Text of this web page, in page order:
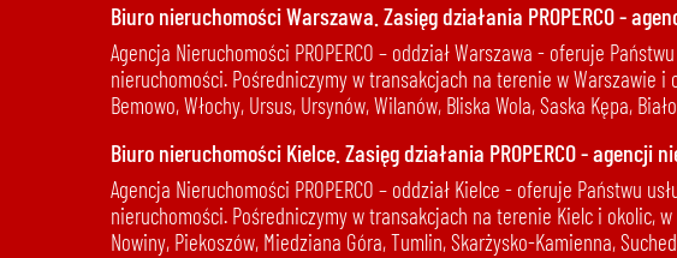
Biuro nieruchomości Warszawa. Zasięg działania PROPERCO -
Agencja Nieruchomości PROPERCO – oddział Warszawa - oferuje
nieruchomości. Pośredniczymy w transakcjach na terenie w Warszawie i
Bemowo, Włochy, Ursus, Ursynów, Wilanów, Bliska Wola, Saska Kępa,
Biuro nieruchomości Kielce. Zasięg działania PROPERCO - agencji
Agencja Nieruchomości PROPERCO – oddział Kielce - oferuje Państwu
nieruchomości. Pośredniczymy w transakcjach na terenie Kielc i okolic,
Nowiny, Piekoszów, Miedziana Góra, Tumlin, Skarżysko-Kamienna,